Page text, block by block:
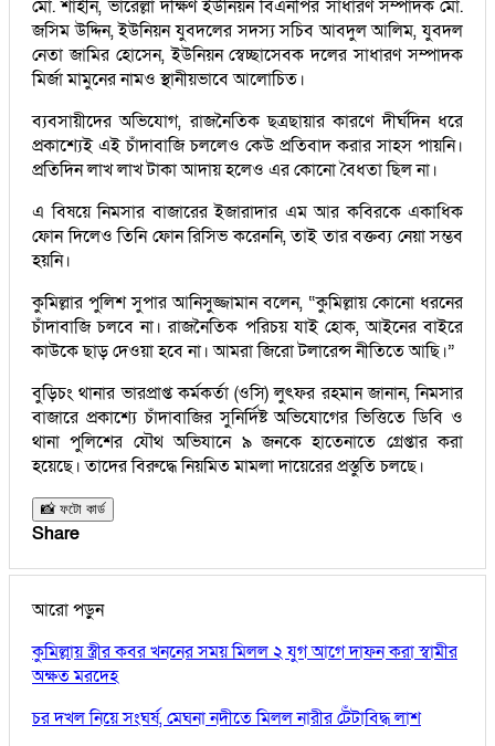
মো. শাহীন, ভারেল্লা দক্ষিণ ইউনিয়ন বিএনপির সাধারণ সম্পাদক মো.
জসিম উদ্দিন, ইউনিয়ন যুবদলের সদস্য সচিব আবদুল আলিম, যুবদল
নেতা জামির হোসেন, ইউনিয়ন স্বেচ্ছাসেবক দলের সাধারণ সম্পাদক
মির্জা মামুনের নামও স্থানীয়ভাবে আলোচিত।
ব্যবসায়ীদের অভিযোগ, রাজনৈতিক ছত্রছায়ার কারণে দীর্ঘদিন ধরে
প্রকাশ্যেই এই চাঁদাবাজি চললেও কেউ প্রতিবাদ করার সাহস পায়নি।
প্রতিদিন লাখ লাখ টাকা আদায় হলেও এর কোনো বৈধতা ছিল না।
এ বিষয়ে নিমসার বাজারের ইজারাদার এম আর কবিরকে একাধিক
ফোন দিলেও তিনি ফোন রিসিভ করেননি, তাই তার বক্তব্য নেয়া সম্ভব
হয়নি।
কুমিল্লার পুলিশ সুপার আনিসুজ্জামান বলেন, “কুমিল্লায় কোনো ধরনের
চাঁদাবাজি চলবে না। রাজনৈতিক পরিচয় যাই হোক, আইনের বাইরে
কাউকে ছাড় দেওয়া হবে না। আমরা জিরো টলারেন্স নীতিতে আছি।”
বুড়িচং থানার ভারপ্রাপ্ত কর্মকর্তা (ওসি) লুৎফর রহমান জানান, নিমসার
বাজারে প্রকাশ্যে চাঁদাবাজির সুনির্দিষ্ট অভিযোগের ভিত্তিতে ডিবি ও
থানা পুলিশের যৌথ অভিযানে ৯ জনকে হাতেনাতে গ্রেপ্তার করা
হয়েছে। তাদের বিরুদ্ধে নিয়মিত মামলা দায়েরের প্রস্তুতি চলছে।
📸 ফটো কার্ড
Share
আরো পড়ুন
কুমিল্লায় স্ত্রীর কবর খননের সময় মিলল ২ যুগ আগে দাফন করা স্বামীর
অক্ষত মরদেহ
চর দখল নিয়ে সংঘর্ষ, মেঘনা নদীতে মিলল নারীর টেঁটাবিদ্ধ লাশ